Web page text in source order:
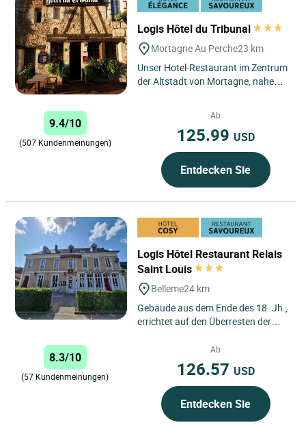
Logis Hôtel du Tribunal
Mortagne Au Perche23 km
Unser Hotel-Restaurant im Zentrum
der Altstadt von Mortagne, nahe
9.4/10
(507 Kundenmeinungen)
Ab
125.99 USD
Entdecken Sie
Logis Hôtel Restaurant Relais
Saint Louis
Belleme24 km
Gebäude aus dem Ende des 18. Jh.,
errichtet auf den Überresten der
19. Jh. Poststation....
8.3/10
(57 Kundenmeinungen)
Ab
126.57 USD
Entdecken Sie